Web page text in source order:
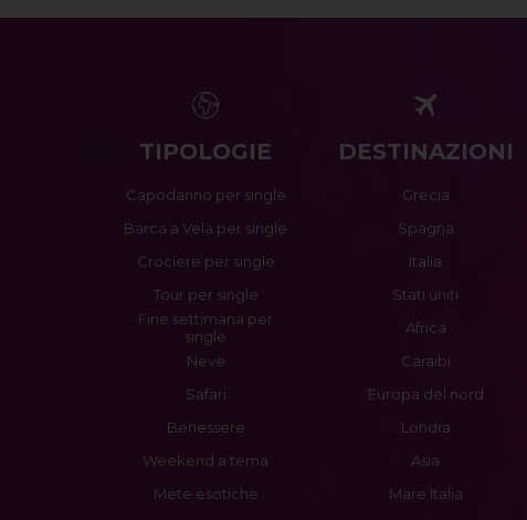
TIPOLOGIE
Capodanno per single
Barca a Vela per single
Crociere per single
Tour per single
Fine settimana per
single
Neve
Safari
Benessere
Weekend a tema
Mete esotiche
DESTINAZIONI
Grecia
Spagna
Italia
Stati uniti
Africa
Caraibi
Europa del nord
Londra
Asia
Mare Italia